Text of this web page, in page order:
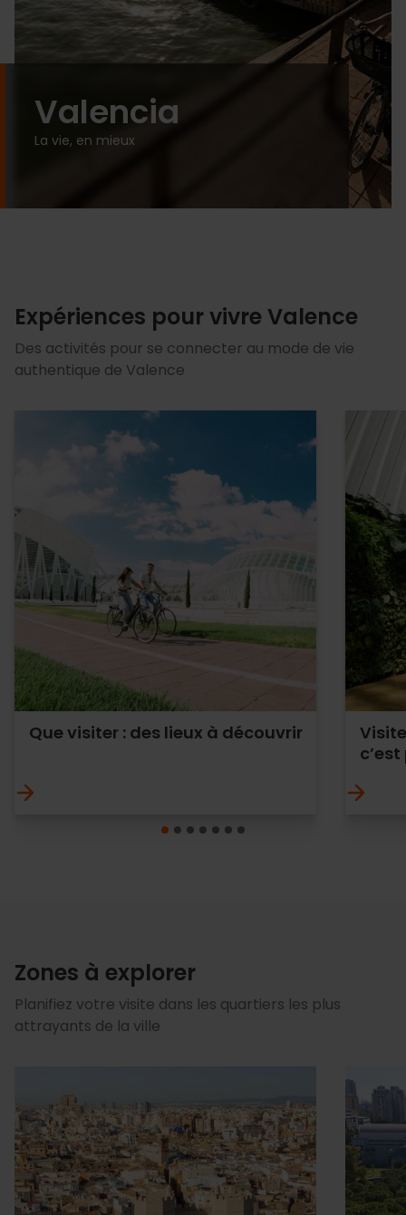
Valencia
La vie, en mieux
Expériences pour vivre Valence
Des activités pour se connecter au mode de vie
authentique de Valence
Que visiter : des lieux à découvrir
Zones à explorer
Planifiez votre visite dans les quartiers les plus
attrayants de la ville